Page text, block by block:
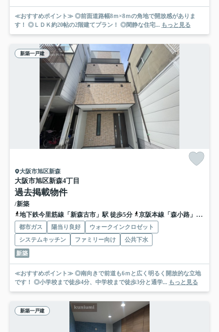
≪おすすめポイント≫ ◎前面道路幅8ｍ×8ｍの角地で開放感がありま
す！ ◎ＬＤＫ約20帖の2階建てプラン！ ◎閑静な住宅... もっと見る
新築一戸建
大阪市旭区新森
大阪市旭区新森4丁目
過去掲載物件
/新築
地下鉄今里筋線「新森古市」駅 徒歩5分
京阪本線「森小路」駅 徒歩10分
都市ガス 陽当り良好
ウォークインクロゼット
システムキッチン
ファミリー向け
公共下水
新築
≪おすすめポイント≫ ◎南向きで前道も6ｍと広く明るく開放的な立地
です！ ◎小学校まで徒歩4分、中学校まで徒歩3分と通学... もっと見る
新築一戸建